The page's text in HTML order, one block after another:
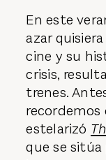
En este
azar
cine y su
crisis,
trenes.
recordemos
estelarizó
que se